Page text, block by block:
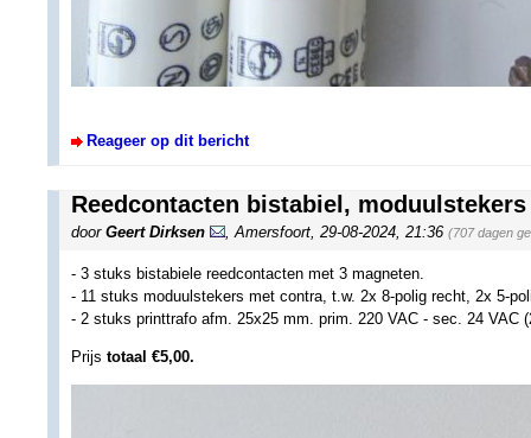
Reageer op dit bericht
Reedcontacten bistabiel,
door Geert Dirksen ,Amersfoort, 29-08-2024, 21:36 (707 dagen
- 3 stuks bistabiele reedcontacten met 3 magneten.
- 11 stuks moduulstekers met contra, t.w. 2x 8-polig recht, 2x 5-
- 2 stuks printtrafo afm. 25x25 mm. prim. 220 VAC - sec. 24 VAC
Prijs totaal €5,00.